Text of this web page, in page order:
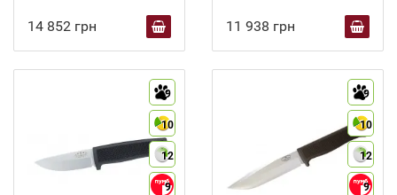
14 852 грн 11 938 грн
9
10
12
9
9
10
12
9